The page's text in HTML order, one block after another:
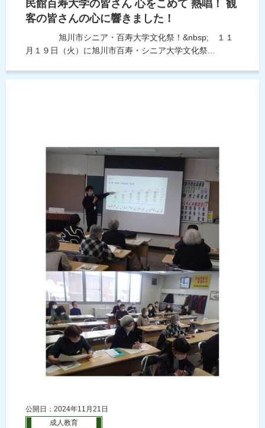
民館百寿大学の皆さん 心をこめて 熱唱！ 観
客の皆さんの心に響きました！
旭川市シニア・百寿大学文化祭！&nbsp; １１
月１９日（火）に旭川市百寿・シニア大学文化祭...
公開日：2024年11月21日
成人教育